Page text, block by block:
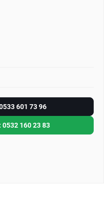
601 73 96
160 23 83